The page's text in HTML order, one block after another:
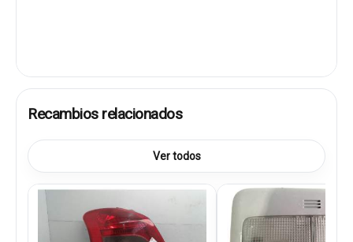
Recambios relacionados
Ver todos